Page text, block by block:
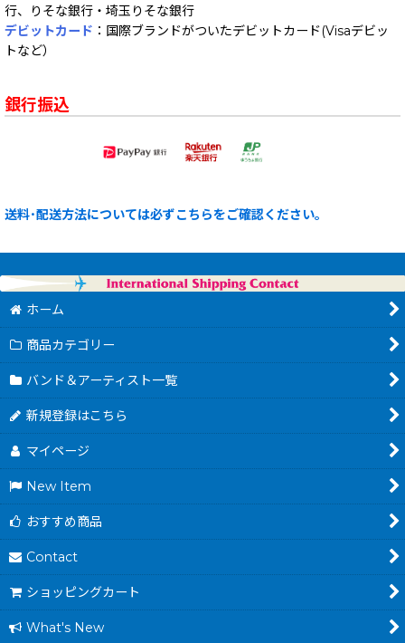
行、りそな銀行・埼玉りそな銀行
デビットカード ：国際ブランドがついたデビットカード(Visaデビッ
トなど）
銀行振込
送料･配送方法については必ずこちらをご確認ください。
ホーム
商品カテゴリー
バンド＆アーティスト一覧
新規登録はこちら
マイページ
New Item
おすすめ商品
Contact
ショッピングカート
What's New